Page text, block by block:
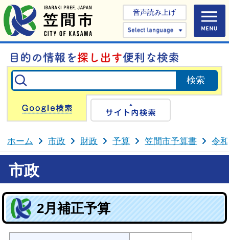
音声読み上げ
Select
Google検索
ホーム 市政 財政 予算 笠間市予算書 令
市政
2月補正予算